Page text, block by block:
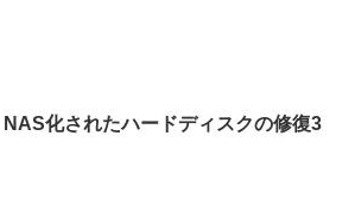
NAS化されたハードディスクの修復3